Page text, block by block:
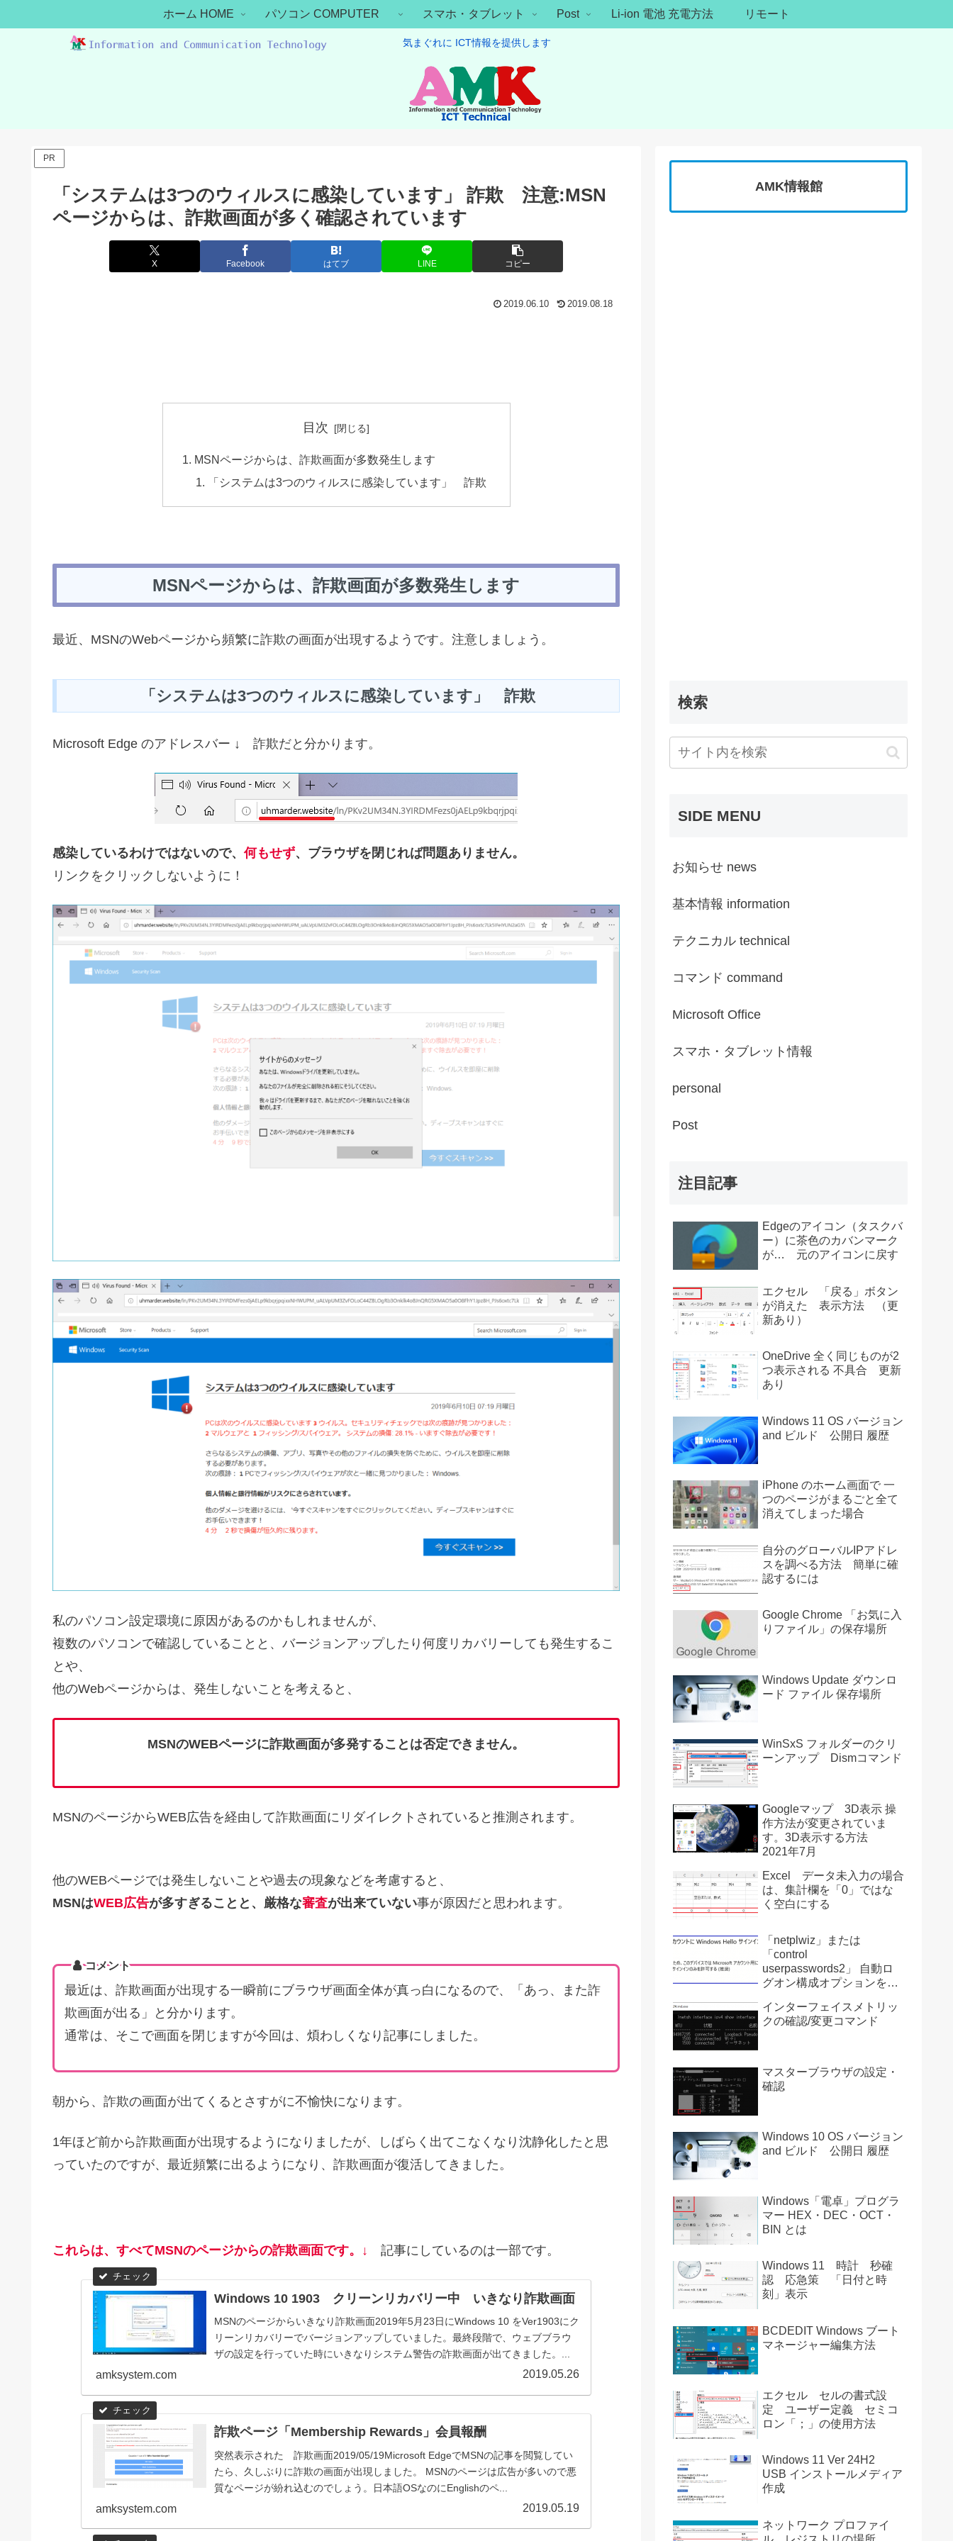
気まぐれに ICT情報を提供します
ホーム HOME パソコン COMPUTER スマホ・タブレット Post Li-ion 電池 充電方法 リモート
PR
「システムは3つのウィルスに感染しています」 詐欺 注意:MSN
ページからは、詐欺画面が多く確認されています
X Facebook はてブ LINE コピー
2019.06.10 2019.08.18
目次
MSNページからは、詐欺画面が多数発生します
「システムは3つのウィルスに感染しています」 詐欺
MSNページからは、詐欺画面が多数発生します
最近、MSNのWebページから頻繁に詐欺の画面が出現するようです。注意しましょう。
「システムは3つのウィルスに感染しています」 詐欺
Microsoft Edge のアドレスバー ↓ 詐欺だと分かります。
感染しているわけではないので、 何もせず、ブラウザを閉じれば問題ありません。
リンクをクリックしないように！
私のパソコン設定環境に原因があるのかもしれませんが、
複数のパソコンで確認していることと、バージョンアップしたり何度リカバリーしても発生するこ
とや、
他のWebページからは、発生しないことを考えると、
MSNのWEBページに詐欺画面が多発することは否定できません。
MSNのページからWEB広告を経由して詐欺画面にリダイレクトされていると推測されます。
他のWEBページでは発生しないことや過去の現象などを考慮すると、
MSNはWEB広告が多すぎることと、厳格な審査が出来ていない事が原因だと思われます。
コメント
最近は、詐欺画面が出現する一瞬前にブラウザ画面全体が真っ白になるので、「あっ、また詐
欺画面が出る」と分かります。
通常は、そこで画面を閉じますが今回は、煩わしくなり記事にしました。
朝から、詐欺の画面が出てくるとさすがに不愉快になります。
1年ほど前から詐欺画面が出現するようになりましたが、しばらく出てこなくなり沈静化したと思
っていたのですが、最近頻繁に出るようになり、詐欺画面が復活してきました。
これらは、すべてMSNのページからの詐欺画面です。↓ 記事にしているのは一部です。
Windows 10 1903 クリーンリカバリー中 いきなり詐欺画面
MSNのページからいきなり詐欺画面2019年5月23日にWindows 10 をVer1903にク
リーンリカバリーでバージョンアップしていました。最終段階で、ウェブブラウ
ザの設定を行っていた時にいきなりシステム警告の詐欺画面が出てきました。...
amksystem.com 2019.05.26
詐欺ページ「Membership Rewards」会員報酬
突然表示された 詐欺画面2019/05/19Microsoft EdgeでMSNの記事を閲覧してい
たら、久しぶりに詐欺の画面が出現しました。 MSNのページは広告が多いので悪
質なページが紛れ込むのでしょう。日本語OSなのにEnglishのペ...
amksystem.com 2019.05.19
AMK情報館
検索
SIDE MENU
お知らせ news
基本情報 information
テクニカル technical
コマンド command
Microsoft Office
スマホ・タブレット情報
personal
Post
注目記事
Edgeのアイコン（タスクバ
ー）に茶色のカバンマーク
が… 元のアイコンに戻す
エクセル 「戻る」ボタン
が消えた 表示方法 （更
新あり）
OneDrive 全く同じものが2
つ表示される 不具合 更新
あり
Windows 11 OS バージョン
and ビルド 公開日 履歴
iPhone のホーム画面で 一
つのページがまるごと全て
消えてしまった場合
自分のグローバルIPアドレ
スを調べる方法 簡単に確
認するには
Google Chrome 「お気に入
りファイル」の保存場所
Windows Update ダウンロ
ード ファイル 保存場所
WinSxS フォルダーのクリ
ーンアップ Dismコマンド
Googleマップ 3D表示 操
作方法が変更されていま
す。3D表示する方法
2021年7月
Excel データ未入力の場合
は、集計欄を「0」ではな
く空白にする
「netplwiz」または
「control
userpasswords2」 自動ロ
グオン構成オプションを復
インターフェイスメトリッ
クの確認/変更コマンド
マスターブラウザの設定・
確認
Windows 10 OS バージョン
and ビルド 公開日 履歴
Windows「電卓」プログラ
マー HEX・DEC・OCT・
BIN とは
Windows 11 時計 秒確
認 応急策 「日付と時
刻」表示
BCDEDIT Windows ブート
マネージャー編集方法
エクセル セルの書式設
定 ユーザー定義 セミコ
ロン「；」の使用方法
Windows 11 Ver 24H2
USB インストールメディア
作成
ネットワーク プロファイ